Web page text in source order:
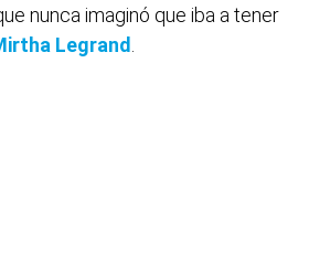
nunca imaginó que iba a tener
Legrand